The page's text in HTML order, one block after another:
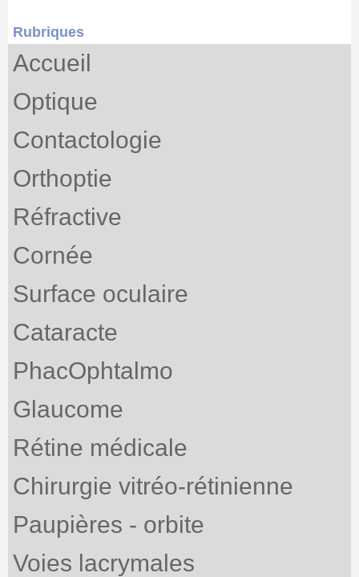
Rubriques
Accueil
Optique
Contactologie
Orthoptie
Réfractive
Cornée
Surface oculaire
Cataracte
PhacOphtalmo
Glaucome
Rétine médicale
Chirurgie vitréo-rétinienne
Paupières - orbite
Voies lacrymales